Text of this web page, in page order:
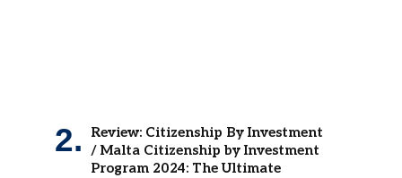
Review: Citizenship By Investment
/ Malta Citizenship by Investment
Program 2024: The Ultimate